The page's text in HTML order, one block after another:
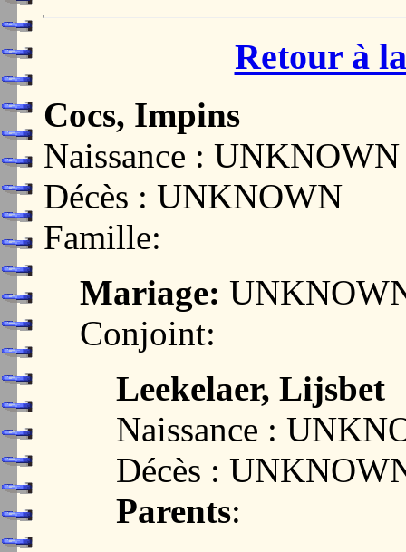
Retour à
Cocs, Impins
Naissance : UNKNOWN
Décès : UNKNOWN
Famille:
Mariage:
Conjoint:
Leekelaer, Lijsbet
Naissance :
Décès :
Parents: